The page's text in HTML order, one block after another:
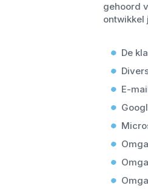
gehoord
ontwikkel
De
E-